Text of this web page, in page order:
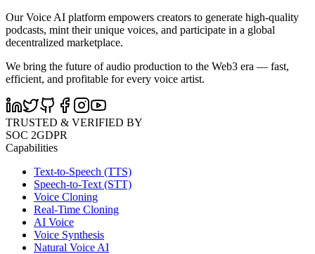
Our Voice AI platform empowers creators to generate high-quality
podcasts, mint their unique voices, and participate in a global
decentralized marketplace.
We bring the future of audio production to the Web3 era — fast,
efficient, and profitable for every voice artist.
TRUSTED & VERIFIED BY
SOC 2GDPR
Capabilities
Text-to-Speech (TTS)
Speech-to-Text (STT)
Voice Cloning
Real-Time Cloning
AI Voice
Voice Synthesis
Natural Voice AI